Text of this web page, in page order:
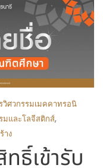
ศวกรรมเมคคาทรอนิ
มและโลจีสติกส์,
าง
ธิ์เข้ารับ